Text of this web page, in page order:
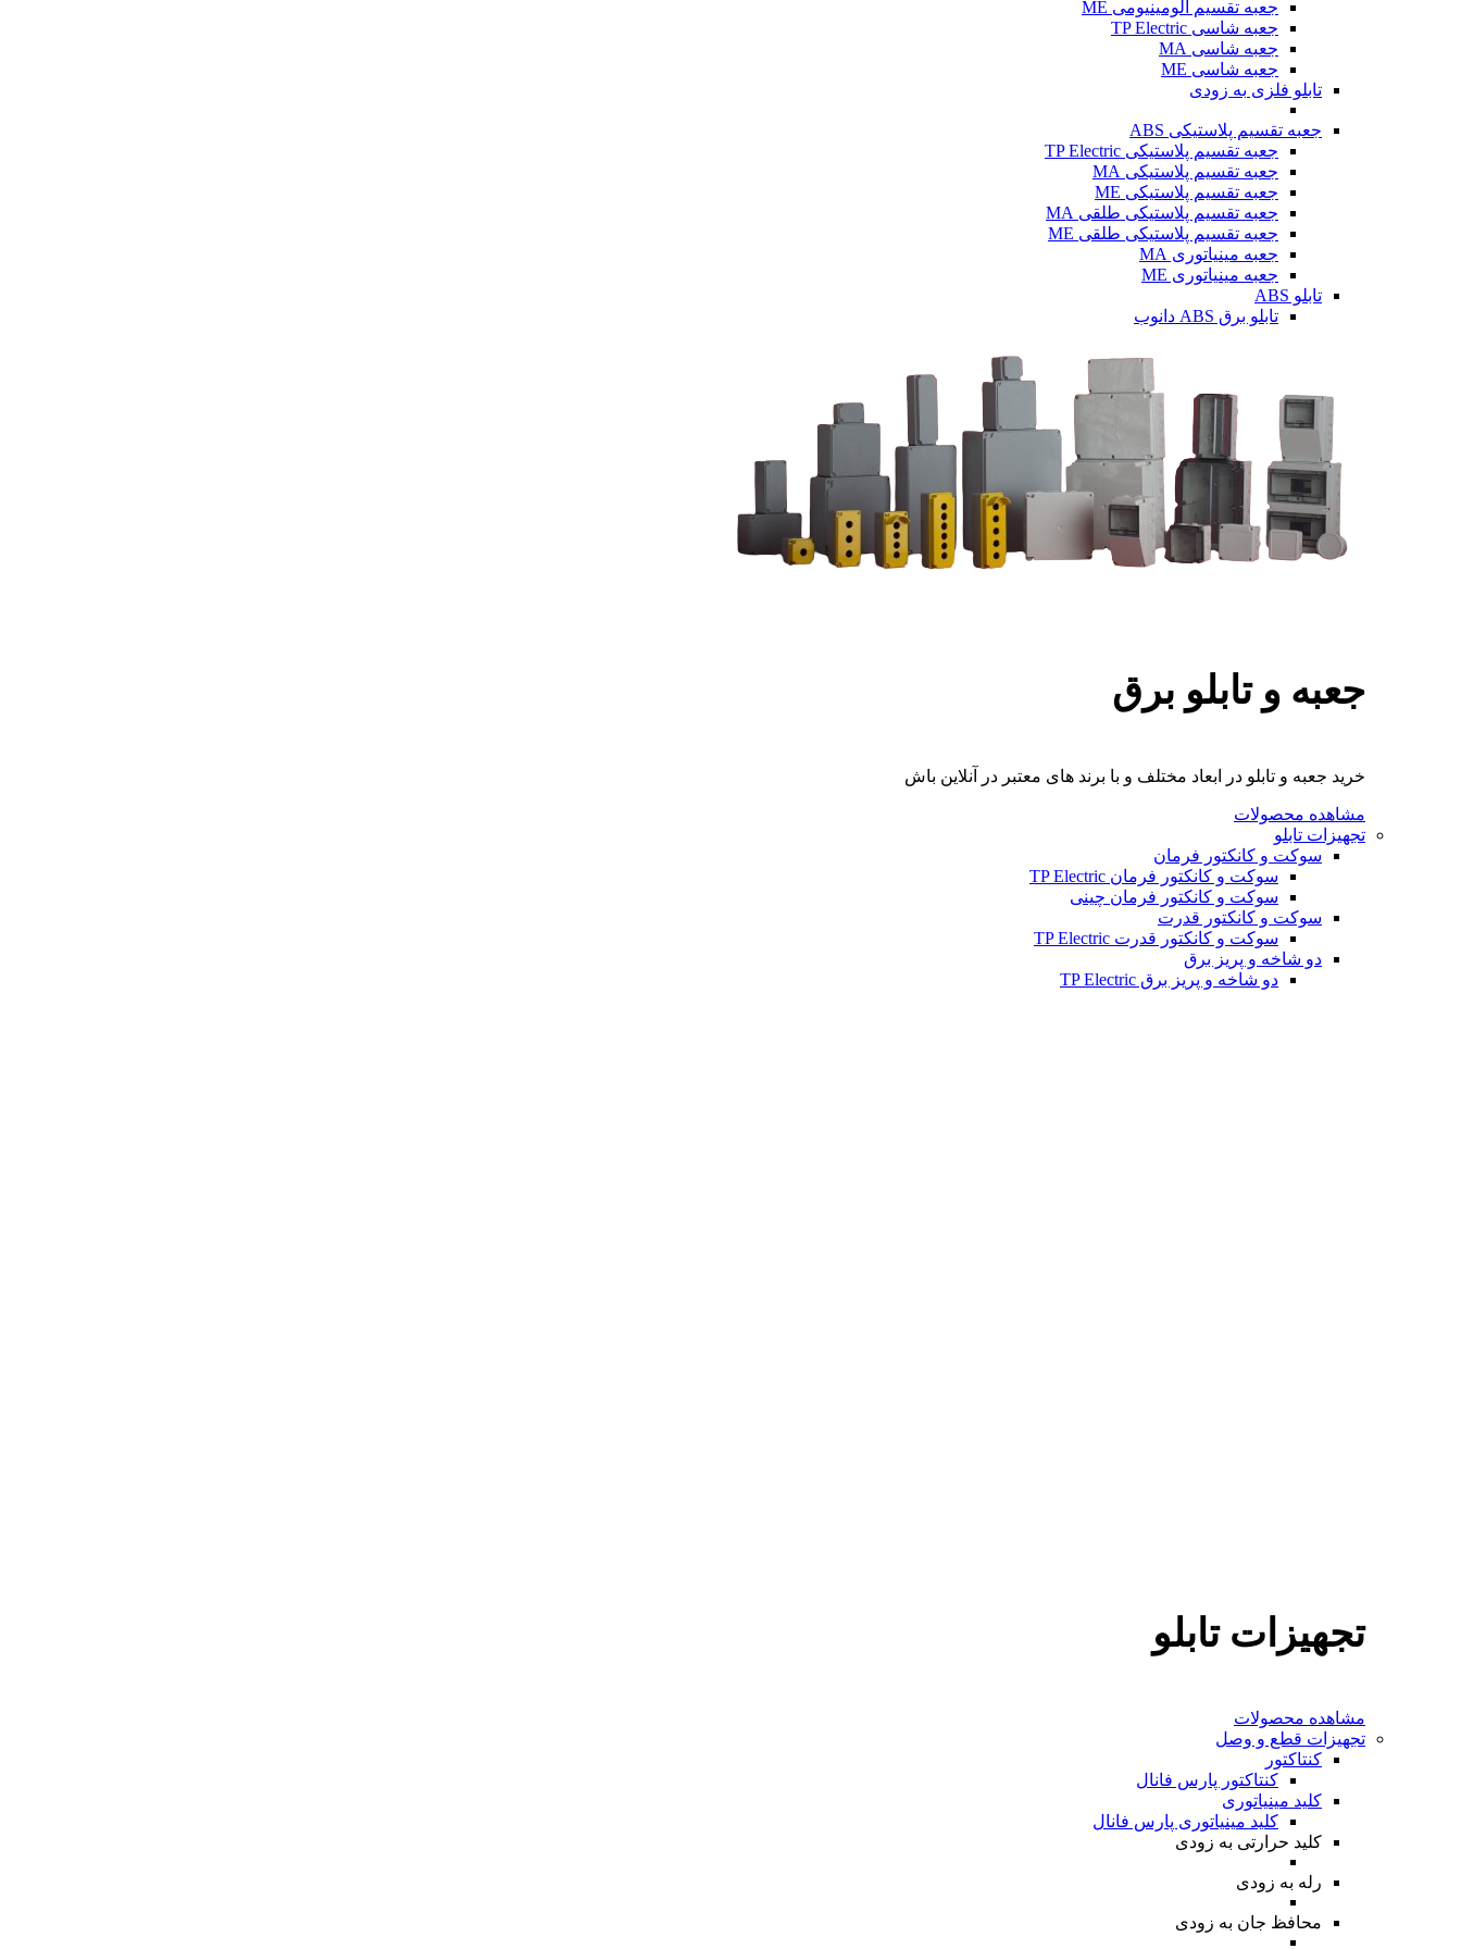
جعبه تقسیم آلومینیومی ME
جعبه شاسی TP Electric
جعبه شاسی MA
جعبه شاسی ME
تابلو فلزی به زودی
جعبه تقسیم پلاستیکی ABS
جعبه تقسیم پلاستیکی TP Electric
جعبه تقسیم پلاستیکی MA
جعبه تقسیم پلاستیکی ME
جعبه تقسیم پلاستیکی طلقی MA
جعبه تقسیم پلاستیکی طلقی ME
جعبه مینیاتوری MA
جعبه مینیاتوری ME
تابلو ABS
تابلو برق ABS دانوب
جعبه و تابلو برق
خرید جعبه و تابلو در ابعاد مختلف و با برند های معتبر در آنلاین باش
مشاهده محصولات
تجهیزات تابلو
سوکت و کانکتور فرمان
سوکت و کانکتور فرمان TP Electric
سوکت و کانکتور فرمان چینی
سوکت و کانکتور قدرت
سوکت و کانکتور قدرت TP Electric
دو شاخه و پریز برق
دو شاخه و پریز برق TP Electric
تجهیزات تابلو
مشاهده محصولات
تجهیزات قطع و وصل
کنتاکتور
کنتاکتور پارس فانال
کلید مینیاتوری
کلید مینیاتوری پارس فانال
کلید حرارتی به زودی
رله به زودی
محافظ جان به زودی